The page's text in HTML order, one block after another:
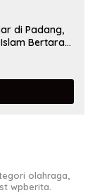
di Padang,
Bertaraf
olahraga,
wpberita.